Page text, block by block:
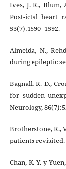
Ives, J. R., Blum,
Post-ictal heart
53(7):1590–1592.
Almeida, N.,
during epileptic
Bagnall, R. D.,
for sudden
Neurology,
Brotherstone, R.,
patients revisited.
Chan, K. Y. y